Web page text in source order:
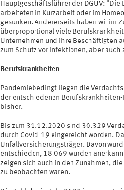
Hauptgeschäftsführer der DGUV: "Die
arbeiteten in Kurzarbeit oder im
gesunken. Andererseits haben wir im
überproportional viele
Unternehmen und ihre Beschäftigten
zum Schutz vor Infektionen, aber auch
Berufskrankheiten
Pandemiebedingt liegen die
der entschiedenen
bisher.
Bis zum 31.12.2020 sind 30.329
durch Covid-19 eingereicht worden.
Unfallversicherungsträger. Davon
entschieden, 18.069 wurden
zeigen sich auch in den Zunahmen,
zu beobachten waren.